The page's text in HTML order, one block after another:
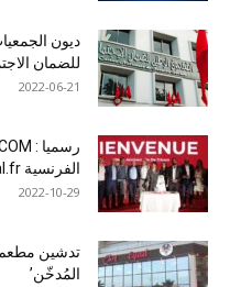
ديون
للضمان الاجتماعي
2022-06-21
الفرنسية Local.fr...
2022-10-29
المُدخّن’